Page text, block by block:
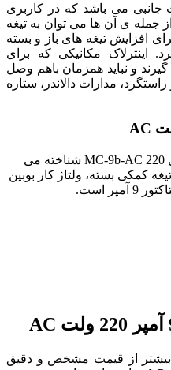
جانبی می باشد که در کاربری
جمله ی آن ها می توان به تیغه
افزایش تیغه های باز و بسته
اینترلاک مکانیکی که برای
و نباید همزمان باهم وصل
مدارات دالاندر، ستاره
کنتاکتور 9 آمپر ال اس که با کد فنی MC-9b-AC 220 شناخته می
کمکی بسته، ولتاژ کار بوبین
بیشتر از قیمت مشخص و دقیق